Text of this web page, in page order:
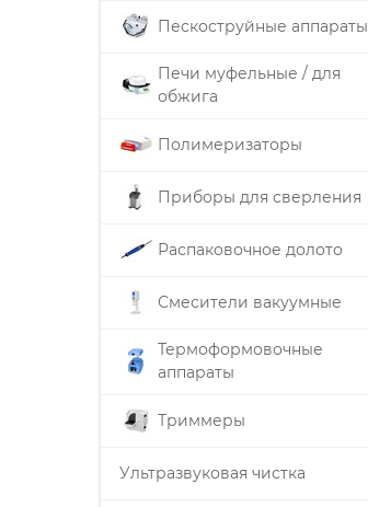
Пескоструйные аппараты
Печи муфельные / для
обжига
Полимеризаторы
Приборы для сверления
Распаковочное долото
Смесители вакуумные
Термоформовочные
аппараты
Триммеры
Ультразвуковая чистка